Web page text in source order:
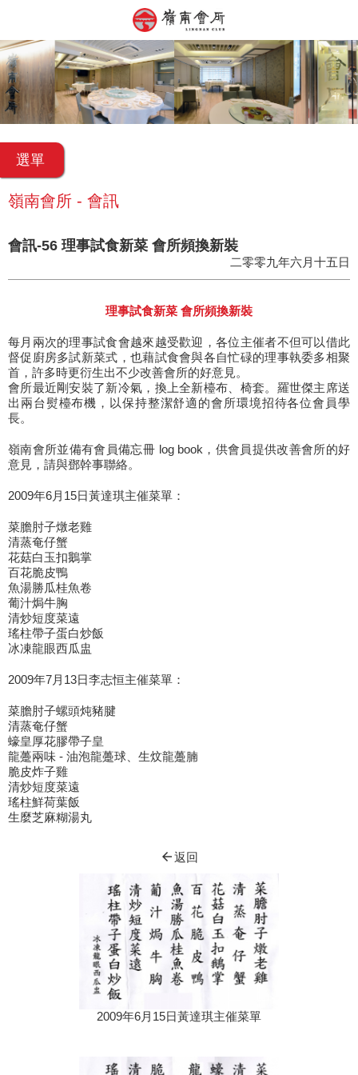
選單
嶺南會所 - 會訊
會訊-56 理事試食新菜 會所頻換新裝
二零零九年六月十五日
理事試食新菜 會所頻換新裝
每月兩次的理事試食會越來越受歡迎，各位主催者不但可以借此
督促廚房多試新菜式，也藉試食會與各自忙碌的理事執委多相聚
首，許多時更衍生出不少改善會所的好意見。
會所最近剛安裝了新冷氣，換上全新檯布、椅套。羅世傑主席送
出兩台熨檯布機，以保持整潔舒適的會所環境招待各位會員學
長。
嶺南會所並備有會員備忘冊 log book，供會員提供改善會所的好
意見，請與鄧幹事聯絡。
2009年6月15日黃達琪主催菜單：
菜膽肘子燉老雞
清蒸奄仔蟹
花菇白玉扣鵝掌
百花脆皮鴨
魚湯勝瓜桂魚卷
葡汁焗牛胸
清炒短度菜遠
瑤柱帶子蛋白炒飯
冰凍龍眼西瓜盅
2009年7月13日李志恒主催菜單：
菜膽肘子螺頭炖豬腱
清蒸奄仔蟹
蠔皇厚花膠帶子皇
龍躉兩味 - 油泡龍躉球、生炆龍躉腩
脆皮炸子雞
清炒短度菜遠
瑤柱鮮荷葉飯
生麼芝麻糊湯丸
arrow_back返回
2009年6月15日黃達琪主催菜單